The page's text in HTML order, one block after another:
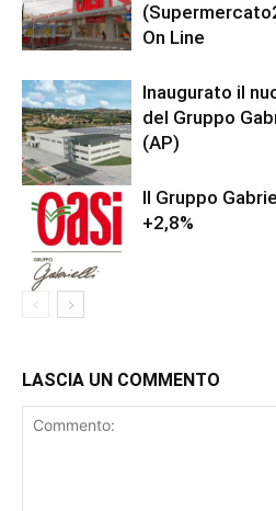
On Line
Inaugurato il
del Gruppo
(AP)
Il Gruppo
+2,8%
LASCIA UN COMMENTO